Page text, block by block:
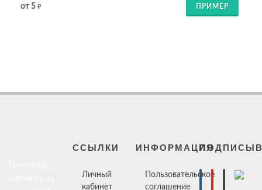
от 5 ₽ ПРИМЕР
ССЫЛКИ
Личный
кабинет
ИНФОРМАЦИЯ
Пользовательское
соглашение